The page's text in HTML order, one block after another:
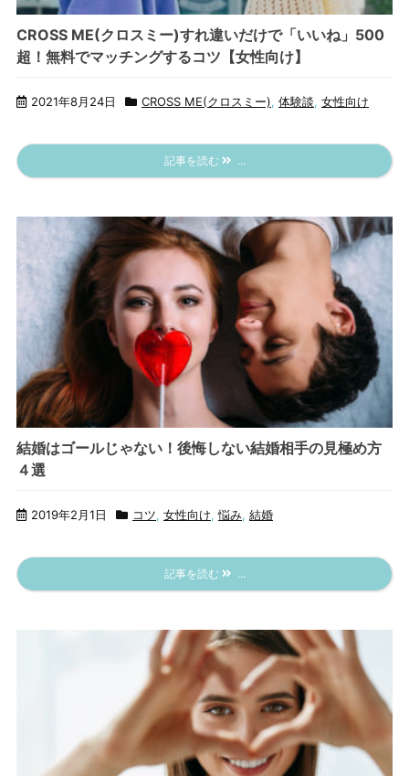
CROSS ME(クロスミー)すれ違いだけで「いいね」500
超！無料でマッチングするコツ【女性向け】
2021年8月24日 CROSS ME(クロスミー), 体験談, 女性向け
記事を読む ...
結婚はゴールじゃない！後悔しない結婚相手の見極め方
４選
2019年2月1日 コツ, 女性向け,悩み, 結婚
記事を読む ...